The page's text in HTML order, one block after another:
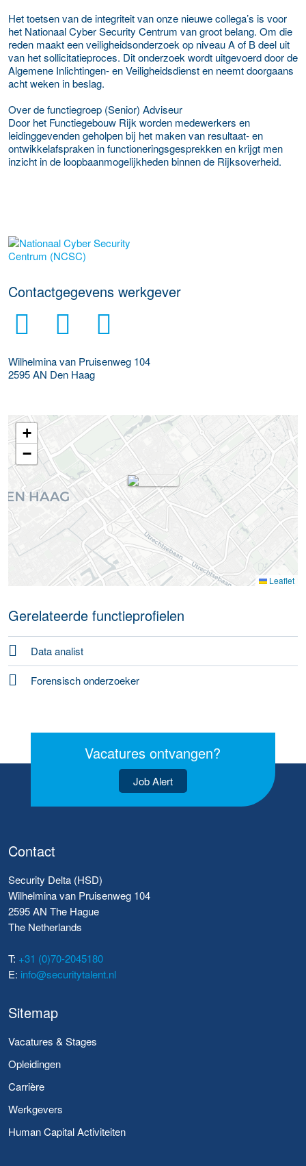
Het toetsen van de integriteit van onze nieuwe collega’s is voor
het Nationaal Cyber Security Centrum van groot belang. Om die
reden maakt een veiligheidsonderzoek op niveau A of B deel uit
van het sollicitatieproces. Dit onderzoek wordt uitgevoerd door de
Algemene Inlichtingen- en Veiligheidsdienst en neemt doorgaans
acht weken in beslag.
Over de functiegroep (Senior) Adviseur
Door het Functiegebouw Rijk worden medewerkers en
leidinggevenden geholpen bij het maken van resultaat- en
ontwikkelafspraken in functioneringsgesprekken en krijgt men
inzicht in de loopbaanmogelijkheden binnen de Rijksoverheid.
Meer werkgever details
Contactgegevens werkgever
Wilhelmina van Pruisenweg 104
2595 AN Den Haag
+
−
Leaflet
Gerelateerde functieprofielen
Data analist
Forensisch onderzoeker
Vacatures ontvangen?
Job Alert
Contact
Security Delta (HSD)
Wilhelmina van Pruisenweg 104
2595 AN The Hague
The Netherlands
T: +31 (0)70-2045180
E: info@securitytalent.nl
Sitemap
Vacatures & Stages
Opleidingen
Carrière
Werkgevers
Human Capital Activiteiten